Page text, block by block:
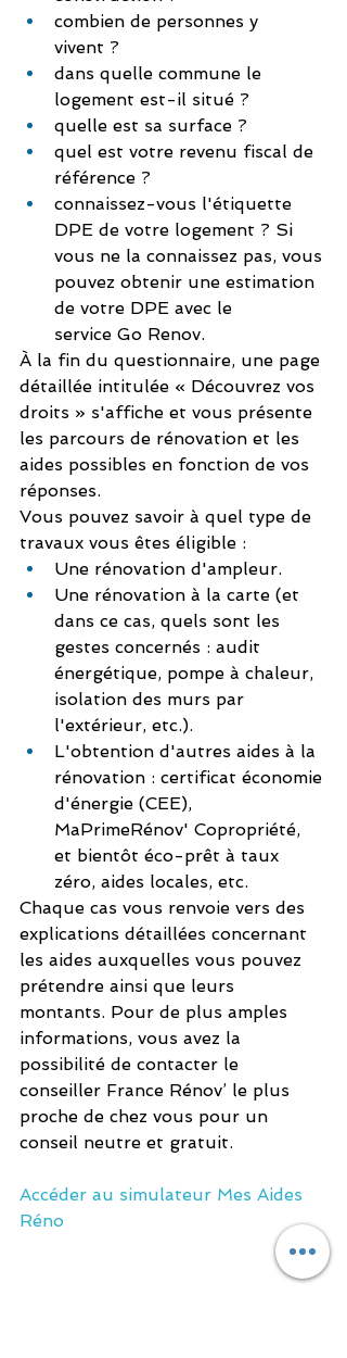
combien de personnes y
vivent ?
dans quelle commune le
logement est-il situé ?
quelle est sa surface ?
quel est votre revenu fiscal de
référence ?
connaissez-vous l'étiquette
DPE de votre logement ? Si
vous ne la connaissez pas, vous
pouvez obtenir une estimation
de votre DPE avec le
service Go Renov.
À la fin du questionnaire, une page
détaillée intitulée « Découvrez vos
droits » s'affiche et vous présente
les parcours de rénovation et les
aides possibles en fonction de vos
réponses.
Vous pouvez savoir à quel type de
travaux vous êtes éligible :
Une rénovation d'ampleur.
Une rénovation à la carte (et
dans ce cas, quels sont les
gestes concernés : audit
énergétique, pompe à chaleur,
isolation des murs par
l'extérieur, etc.).
L'obtention d'autres aides à la
rénovation : certificat économie
d'énergie (CEE),
MaPrimeRénov' Copropriété,
et bientôt éco-prêt à taux
zéro, aides locales, etc.
Chaque cas vous renvoie vers des
explications détaillées concernant
les aides auxquelles vous pouvez
prétendre ainsi que leurs
montants. Pour de plus amples
informations, vous avez la
possibilité de contacter le
conseiller France Rénov’ le plus
proche de chez vous pour un
conseil neutre et gratuit.
Accéder au simulateur Mes Aides
Réno